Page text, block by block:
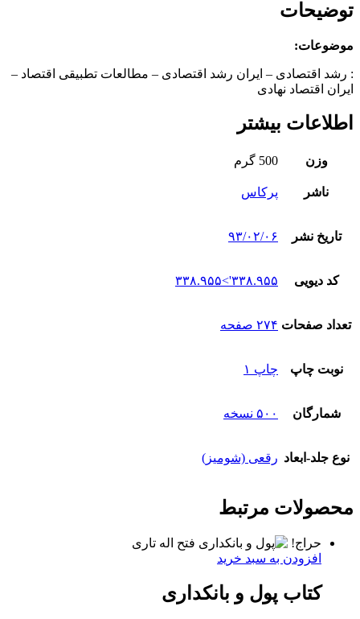
توسعه
در
عدد
توضیحات
موضوعات:
: رشد اقتصادی – ایران رشد اقتصادی – مطالعات تطبیقی اقتصاد –
ایران اقتصاد نهادی
اطلاعات بیشتر
وزن 500 گرم
ناشر پرکاس
تاریخ نشر ۹۳/۰۲/۰۶
کد دیویی ۳۳۸.۹۵۵'>۳۳۸.۹۵۵
تعداد صفحات ۲۷۴ صفحه
نوبت چاپ چاپ ۱
شمارگان ۵۰۰ نسخه
نوع جلد-ابعاد رقعی (شومیز)
محصولات مرتبط
حراج!
افزودن به سبد خرید
کتاب پول و بانکداری